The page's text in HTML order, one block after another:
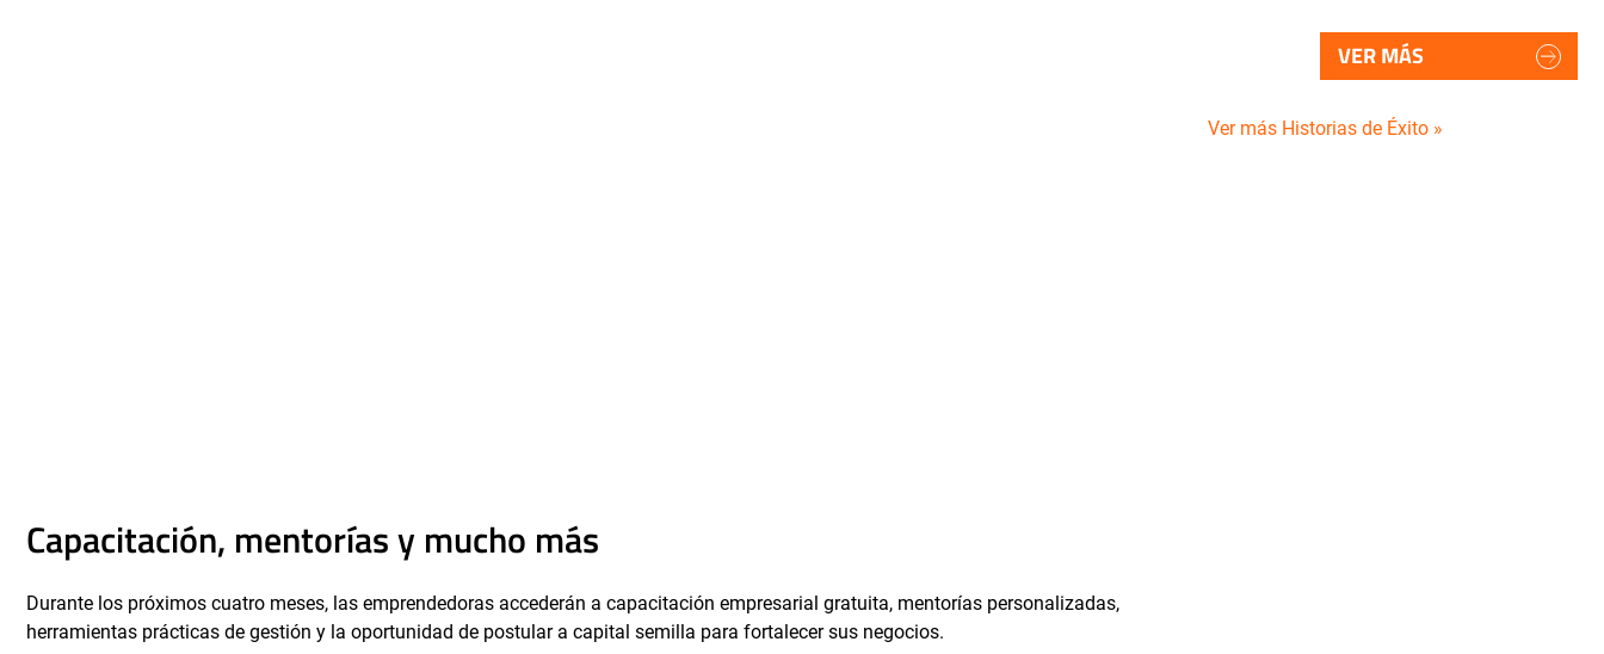
Capacitación, mentorías y mucho más
Durante los próximos cuatro meses, las emprendedoras accederán a capacitación empresarial gratuita, mentorías personalizadas,
herramientas prácticas de gestión y la oportunidad de postular a capital semilla para fortalecer sus negocios.
VER MÁS
Ver más Historias de Éxito »